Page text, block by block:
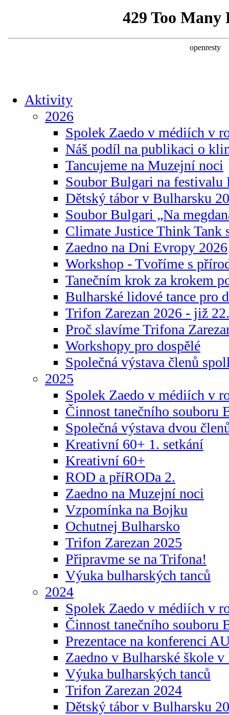
Aktivity
2026
Spolek Zaedo v médiích v
Náš podíl na publikaci o
Tancujeme na Muzejní noci
Soubor Bulgari na festivalu
Dětský tábor v Bulharsku
Soubor Bulgari „Na
Climate Justice Think Tank
Zaedno na Dni Evropy 2026
Workshop - Tvoříme s
Tanečním krok za krokem
Bulharské lidové tance pro
Trifon Zarezan 2026 - již
Proč slavíme Trifona
Workshopy pro dospělé
Společná výstava členů
2025
Spolek Zaedo v médiích v
Činnost tanečního souboru
Společná výstava dvou
Kreativní 60+ 1. setkání
Kreativní 60+
ROD a příRODa 2.
Zaedno na Muzejní noci
Vzpomínka na Bojku
Ochutnej Bulharsko
Trifon Zarezan 2025
Připravme se na Trifona!
Výuka bulharských tanců
2024
Spolek Zaedo v médiích v
Činnost tanečního souboru
Prezentace na konferenci
Zaedno v Bulharské škole v
Výuka bulharských tanců
Trifon Zarezan 2024
Dětský tábor v Bulharsku